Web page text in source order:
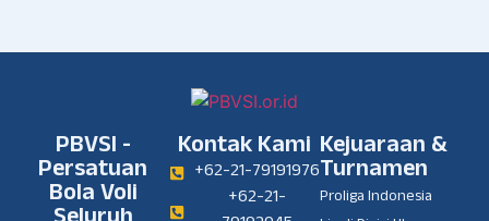
PBVSI -
Persatuan
Bola Voli
Kontak Kami
+62-21-79191976
+62-21-
Kejuaraan &
Turnamen
Proliga Indonesia